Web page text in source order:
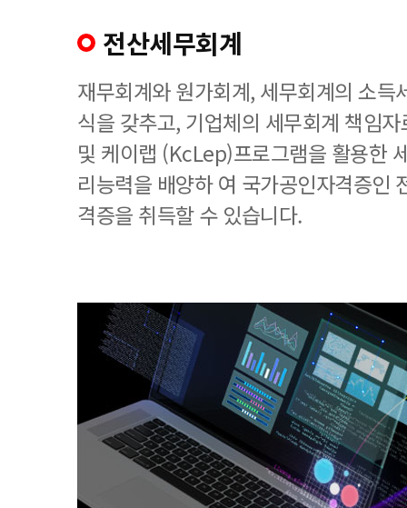
전산세무회계
재무회계와 원가회계, 세무회계의 소득
식을 갖추고, 기업체의 세무회계 책임
및 케이랩 (KcLep)프로그램을 활용한
리능력을 배양하 여 국가공인자격증인
격증을 취득할 수 있습니다.